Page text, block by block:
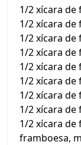
1/2 xícara de
1/2 xícara de
1/2 xícara de
1/2 xícara
1/2 xícara
1/2 xícara
1/2 xícara de
1/2 xícara de
1/2 xícara
framboesa,